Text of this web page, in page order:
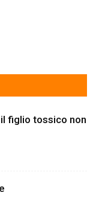
figlio tossico non